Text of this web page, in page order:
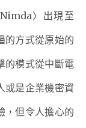
〉出現至
的方式從原始的
的模式從中斷電
或是企業機密資
，但令人擔心的